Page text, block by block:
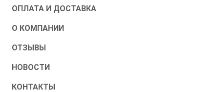
ОПЛАТА И ДОСТАВКА
О КОМПАНИИ
ОТЗЫВЫ
НОВОСТИ
КОНТАКТЫ